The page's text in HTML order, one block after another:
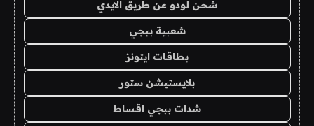
شحن لودو عن طريق الايدي
شعبية ببجي
بطاقات ايتونز
بلايستيشن ستور
شدات ببجي اقساط